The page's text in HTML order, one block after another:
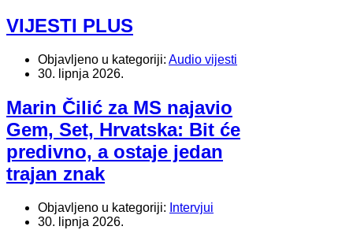
VIJESTI PLUS
Objavljeno u kategoriji: Audio vijesti
30. lipnja 2026.
Marin Čilić za MS najavio
Gem, Set, Hrvatska: Bit će
predivno, a ostaje jedan
trajan znak
Objavljeno u kategoriji: Intervjui
30. lipnja 2026.